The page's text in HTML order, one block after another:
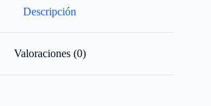
Descripción
Valoraciones (0)